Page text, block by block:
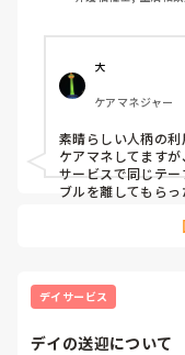
大
ケアマネジャー
素晴らしい人柄の
ケアマネしてます
サービスで同じテ
ブルを離してもらっ
デイサービス
デイの送迎について